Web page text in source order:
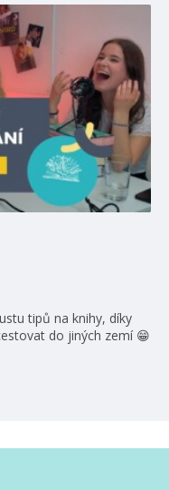
tipů na knihy, díky
do jiných zemí 😁